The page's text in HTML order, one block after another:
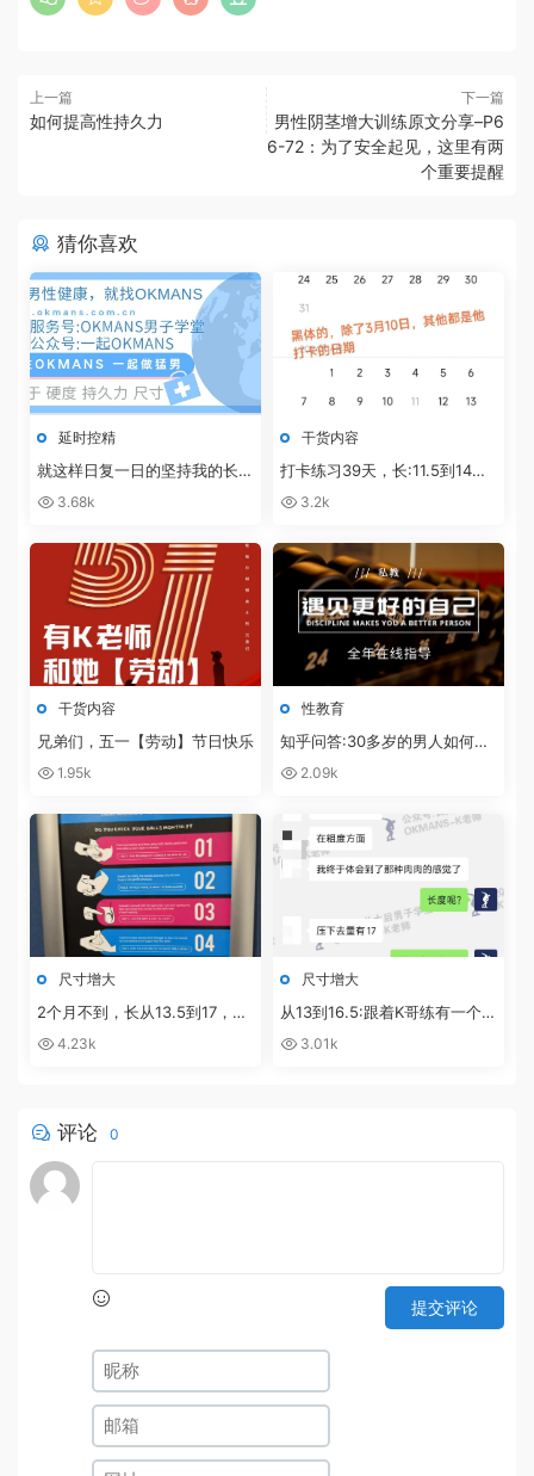
上一篇
如何提高性持久力
下一篇
男性阴茎增大训练原文分享–P6
6-72：为了安全起见，这里有两
个重要提醒
猜你喜欢
延时控精
就这样日复一日的坚持我的长度
从12.5公分，稳定增长至接近17
牛掰，见效太快了！
3.68k
干货内容
打卡练习39天，长:11.5到14，
粗:从11到12，练习+泵+滋阳
3.2k
干货内容
兄弟们，五一【劳动】节日快乐
1.95k
性教育
知乎问答:30多岁的男人如何保
养自己的性能力？
2.09k
尺寸增大
2个月不到，长从13.5到17，粗
从11.5到13的反馈！
4.23k
尺寸增大
从13到16.5:跟着K哥练有一个最
好的地方就是可以随时交流沟通
3.01k
评论 0
提交评论